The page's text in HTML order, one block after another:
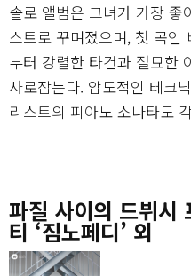
솔로 앨범은 그녀가 가장 좋
스트로 꾸며졌으며, 첫 곡인
부터 강렬한 타건과 절묘한
사로잡는다. 압도적인 테크
리스트의 피아노 소나타도
파질 사이의 드뷔시
티 ‘짐노페디’ 외